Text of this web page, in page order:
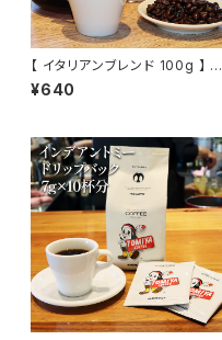
【 イタリアンブレンド 100g 】 深
煎り ブラジル グァテマラ トミヤ
コーヒー 通販
¥640